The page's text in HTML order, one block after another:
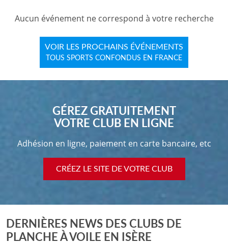
Aucun événement ne correspond à votre recherche
VOIR LES PROCHAINS ÉVÉNEMENTS
TOUS SPORTS CONFONDUS EN FRANCE
GÉREZ GRATUITEMENT
VOTRE CLUB EN LIGNE
Adhésion en ligne, paiement en carte bancaire, etc
CRÉEZ LE SITE DE VOTRE CLUB
DERNIÈRES NEWS DES CLUBS DE
PLANCHE À VOILE EN ISÈRE